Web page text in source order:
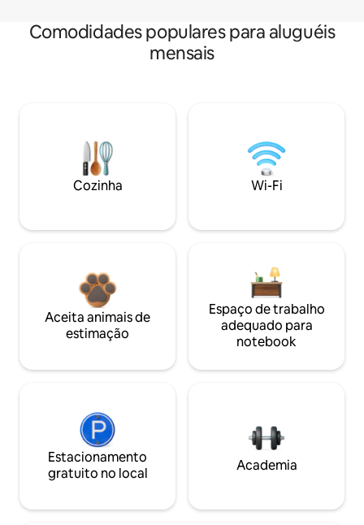
Comodidades populares para aluguéis
mensais
Cozinha Wi-Fi
Aceita animais de
estimação
Espaço de trabalho
adequado para
notebook
Estacionamento
gratuito no local
Academia